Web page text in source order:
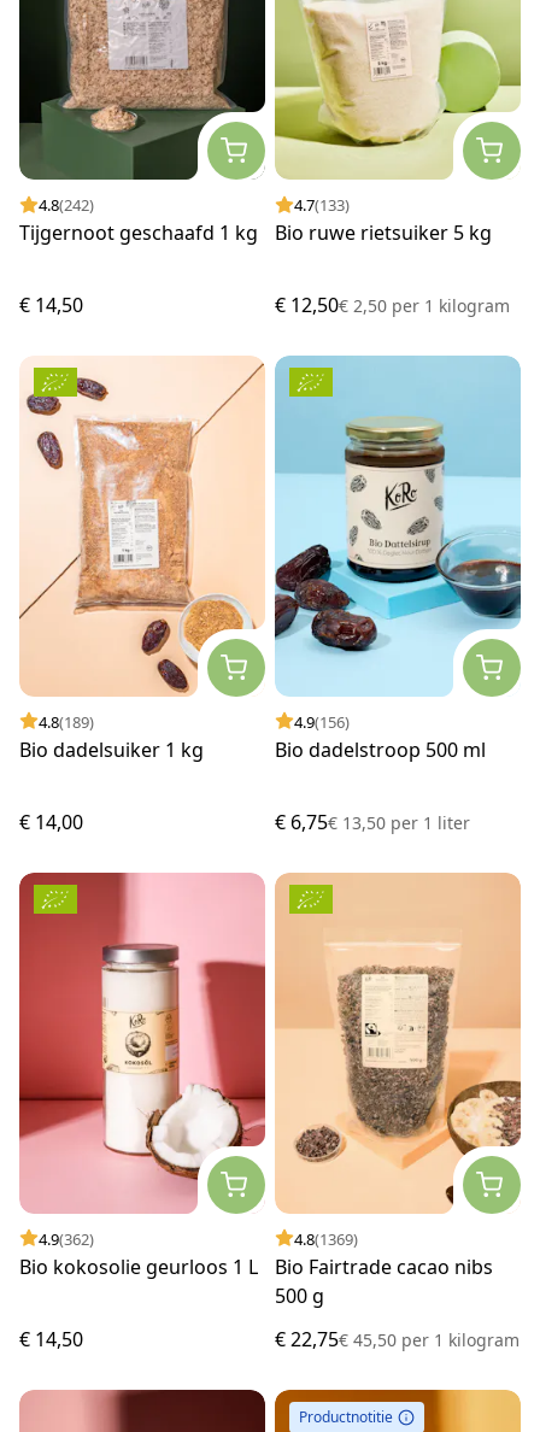
4.8(242)
Tijgernoot geschaafd 1 kg
€ 14,50
4.7(133)
Bio ruwe rietsuiker 5 kg
€ 12,50€ 2,50 per 1 kilogram
4.8(189)
Bio dadelsuiker 1 kg
€ 14,00
4.9(156)
Bio dadelstroop 500 ml
€ 6,75€ 13,50 per 1 liter
4.9(362)
Bio kokosolie geurloos 1 L
€ 14,50
4.8(1369)
Bio Fairtrade cacao nibs
500 g
€ 22,75€ 45,50 per 1 kilogram
Productnotitie